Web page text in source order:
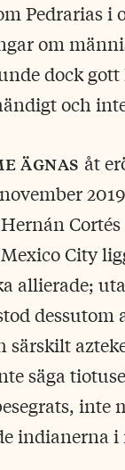
Pedrarias i
om
dock
och
ägnas åt
City
allierade;
särskilt
säga
inte
indianerna